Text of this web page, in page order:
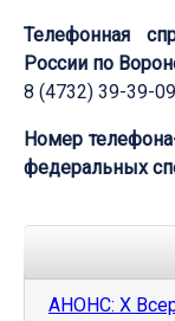
Телефонная
России по
8 (4732) 39-39-
Номер
федеральных
АНОНС: Х